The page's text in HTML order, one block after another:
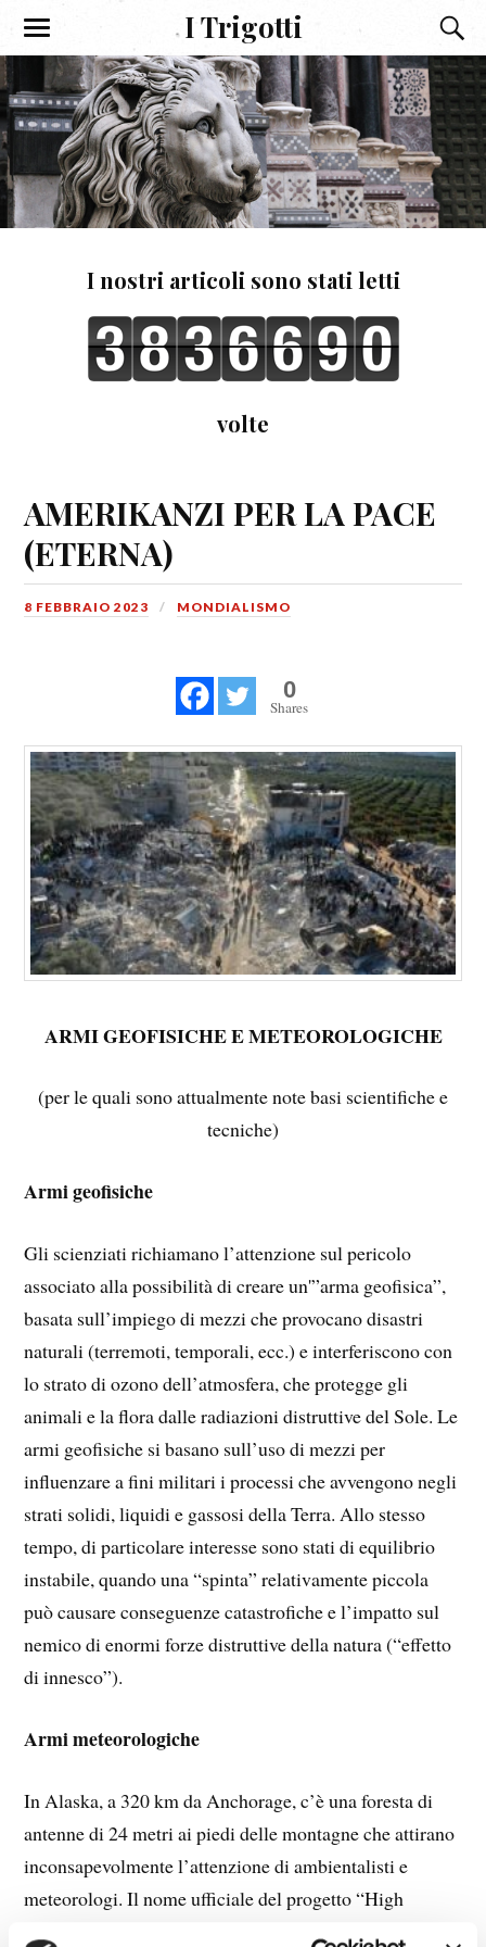
I Trigotti
I nostri articoli sono stati letti
volte
AMERIKANZI PER LA PACE
(ETERNA)
8 FEBBRAIO 2023 MONDIALISMO
0
Shares
ARMI GEOFISICHE E METEOROLOGICHE
(per le quali sono attualmente note basi scientifiche e
tecniche)
Armi geofisiche
Gli scienziati richiamano l’attenzione sul pericolo
associato alla possibilità di creare un'”arma geofisica”,
basata sull’impiego di mezzi che provocano disastri
naturali (terremoti, temporali, ecc.) e interferiscono con
lo strato di ozono dell’atmosfera, che protegge gli
animali e la flora dalle radiazioni distruttive del Sole. Le
armi geofisiche si basano sull’uso di mezzi per
influenzare a fini militari i processi che avvengono negli
strati solidi, liquidi e gassosi della Terra. Allo stesso
tempo, di particolare interesse sono stati di equilibrio
instabile, quando una “spinta” relativamente piccola
può causare conseguenze catastrofiche e l’impatto sul
nemico di enormi forze distruttive della natura (“effetto
di innesco”).
Armi meteorologiche
In Alaska, a 320 km da Anchorage, c’è una foresta di
antenne di 24 metri ai piedi delle montagne che attirano
inconsapevolmente l’attenzione di ambientalisti e
meteorologi. Il nome ufficiale del progetto “High